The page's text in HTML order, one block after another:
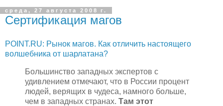
среда, 27 августа 2008 г.
Сертификация магов
POINT.RU: Рынок магов. Как отличить настоящего
волшебника от шарлатана?
Большинство западных экспертов с
удивлением отмечают, что в России процент
людей, верящих в чудеса, намного больше,
чем в западных странах. Там этот